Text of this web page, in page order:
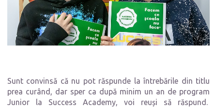
Sunt convinsă că nu pot răspunde la întrebările din titlu
prea curând, dar sper ca după minim un an de program
Junior la Success Academy, voi reuși să răspund.